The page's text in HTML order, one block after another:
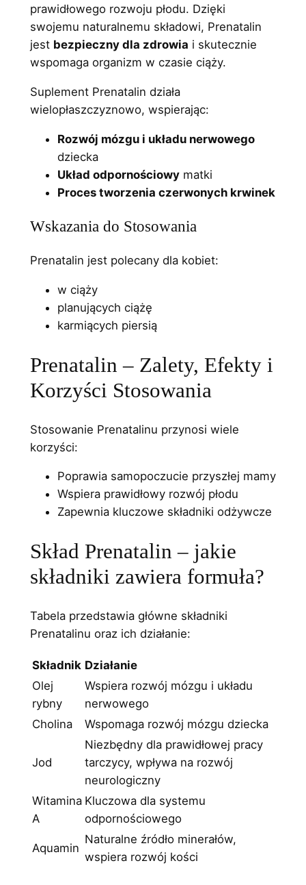
prawidłowego rozwoju płodu. Dzięki
swojemu naturalnemu składowi, Prenatalin
jest bezpieczny dla zdrowia i skutecznie
wspomaga organizm w czasie ciąży.
Suplement Prenatalin działa
wielopłaszczyznowo, wspierając:
Rozwój mózgu i układu nerwowego
dziecka
Układ odpornościowymatki
Proces tworzenia czerwonych krwinek
Wskazania do Stosowania
Prenatalin jest polecany dla kobiet:
w ciąży
planujących ciążę
karmiących piersią
Prenatalin – Zalety, Efekty i
Korzyści Stosowania
Stosowanie Prenatalinu przynosi wiele
korzyści:
Poprawia samopoczucie przyszłej mamy
Wspiera prawidłowy rozwój płodu
Zapewnia kluczowe składniki odżywcze
Skład Prenatalin – jakie
składniki zawiera formuła?
Tabela przedstawia główne składniki
Prenatalinu oraz ich działanie:
Składnik Działanie
Olej
rybny
Wspiera rozwój mózgu i układu
nerwowego
Cholina
Wspomaga rozwój mózgu dziecka
Jod
Niezbędny dla prawidłowej pracy
tarczycy, wpływa na rozwój
neurologiczny
Witamina
A
Kluczowa dla systemu
odpornościowego
Aquamin
Naturalne źródło minerałów,
wspiera rozwój kości